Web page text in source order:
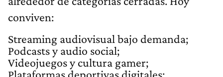
conviven:
Streaming audiovisual bajo demanda;
Podcasts y audio social;
Videojuegos y cultura gamer;